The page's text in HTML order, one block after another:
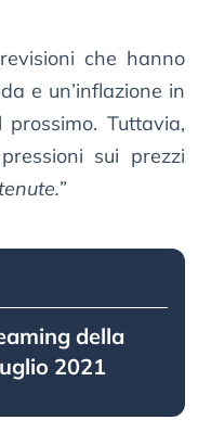
che hanno
e un’inflazione in
Tuttavia,
sui prezzi
della
2021